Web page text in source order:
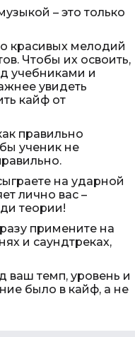
– это только
красивых мелодий
Чтобы их освоить,
учебниками и
увидеть
кайф от
правильно
ученик не
на ударной
лично вас –
теории!
примените на
и саундтреках,
ваш темп, уровень и
было в кайф, а не